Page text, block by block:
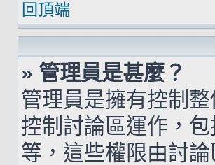
回頂端
» 管理員是甚麼？
管理員是擁有控制
控制討論區運作，
等，這些權限由討